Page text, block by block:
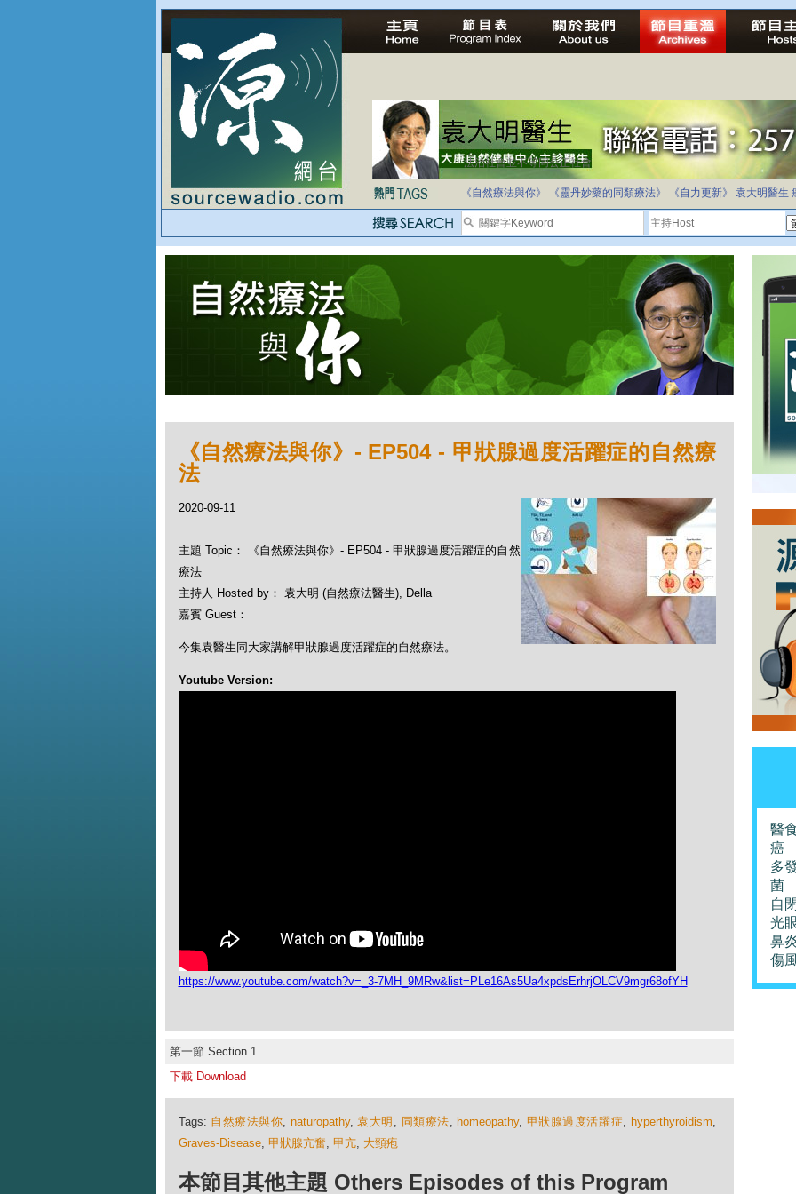
法治社會並不等同公正社會
自家教育合法化-推動多元化教育，全民學卷制
《自然療法與你》
《靈丹妙藥的同類療法》 《自力更新》 袁大明醫生
《自然療法與你》- EP504 - 甲狀腺過度活躍症的自然療
法
2020-09-11
主題 Topic： 《自然療法與你》- EP504 - 甲狀腺過度活躍症的自然
療法
主持人 Hosted by： 袁大明 (自然療法醫生), Della
嘉賓 Guest：
今集袁醫生同大家講解甲狀腺過度活躍症的自然療法。
Youtube Version:
https://www.youtube.com/watch?v=_3-7MH_9MRw&list=PLe16As5Ua4xpdsErhrjOLCV9mgr68ofYH
第一節 Section 1
下載 Download
Tags: 自然療法與你, naturopathy,袁大明 , 同類療法, homeopathy, 甲狀腺過度活躍症, hyperthyroidism,
Graves-Disease, 甲狀腺亢奮, 甲亢, 大頸疱
本節目其他主題 Others Episodes of this Program
醫
癌
多
菌
自
光
鼻
傷